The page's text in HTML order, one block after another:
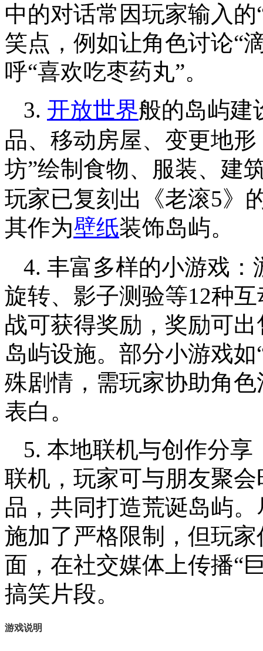
中的对话常因玩家输入
笑点，例如让角色讨论“
呼“喜欢吃枣药丸”。
3. 开放世界般的岛屿建
品、移动房屋、变更地
坊”绘制食物、服装、建
玩家已复刻出《老滚5》
其作为壁纸装饰岛屿。
4. 丰富多样的小游戏
旋转、影子测验等12种
战可获得奖励，奖励可
岛屿设施。部分小游戏
殊剧情，需玩家协助角
表白。
5. 本地联机与创作分
联机，玩家可与朋友聚
品，共同打造荒诞岛屿
施加了严格限制，但玩
面，在社交媒体上传播“
搞笑片段。
游戏说明